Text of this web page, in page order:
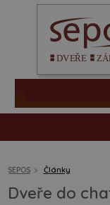
SEPOS Články
Dveře do